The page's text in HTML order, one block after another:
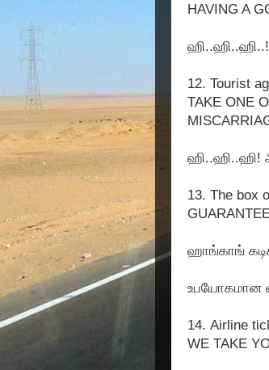
HAVING A
12. Tourist
TAKE ONE
ஹி..ஹி..ஹி!
13. The box
ஹாங்காங்
உபயோகமான
14. Airline
WE TAKE